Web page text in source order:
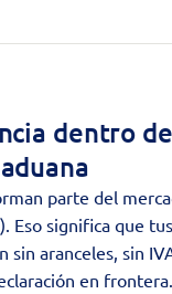
dentro
parte del
Eso significa que
sin aranceles, sin
en